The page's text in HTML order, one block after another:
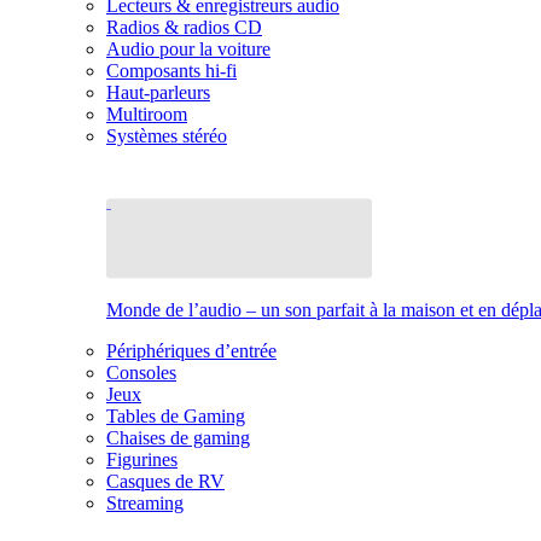
Lecteurs & enregistreurs audio
Radios & radios CD
Audio pour la voiture
Composants hi-fi
Haut-parleurs
Multiroom
Systèmes stéréo
Monde de l’audio – un son parfait à la maison et en
Périphériques d’entrée
Consoles
Jeux
Tables de Gaming
Chaises de gaming
Figurines
Casques de RV
Streaming